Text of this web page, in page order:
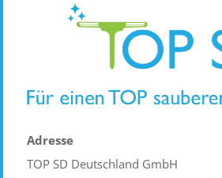
Adresse
TOP SD Deutschland GmbH